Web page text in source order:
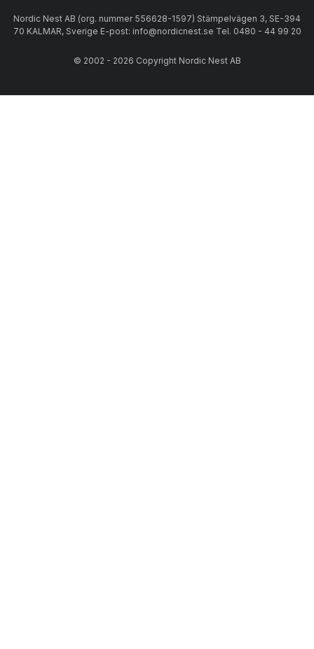
Nordic Nest AB (org. nummer 556628-1597) Stämpelvägen 3, SE-394
70 KALMAR, Sverige E-post: info@nordicnest.se Tel. 0480 - 44 99 20
© 2002 - 2026 Copyright Nordic Nest AB